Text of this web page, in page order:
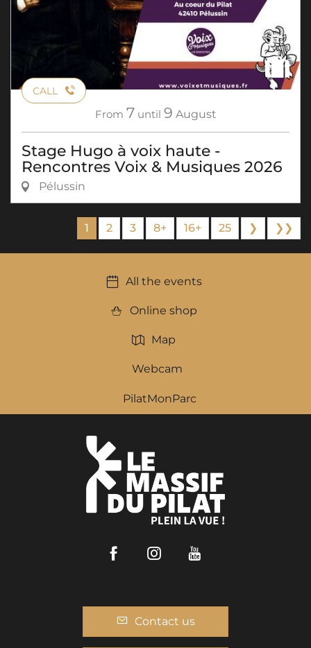
CALL
From 7 until 9 August
Stage Hugo à voix haute -
Rencontres Voix & Musiques 2026
Pélussin
1 2 3 8+ 16+ 25 ❯ ❯❯
All the events
Online shop
Map
Webcam
PilatMonParc
FacebookInstagram
Contact us